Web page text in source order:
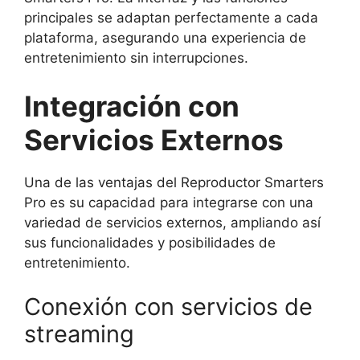
principales se adaptan perfectamente a cada
plataforma, asegurando una experiencia de
entretenimiento sin interrupciones.
Integración con
Servicios Externos
Una de las ventajas del Reproductor Smarters
Pro es su capacidad para integrarse con una
variedad de servicios externos, ampliando así
sus funcionalidades y posibilidades de
entretenimiento.
Conexión con servicios de
streaming